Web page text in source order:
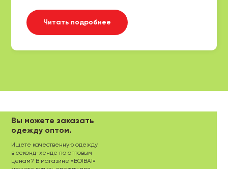
Читать подробнее
Вы можете заказать
одежду оптом.
Ищете качественную одежду
в секонд-хенде по оптовым
ценам? В магазине «ВО!ВА!»